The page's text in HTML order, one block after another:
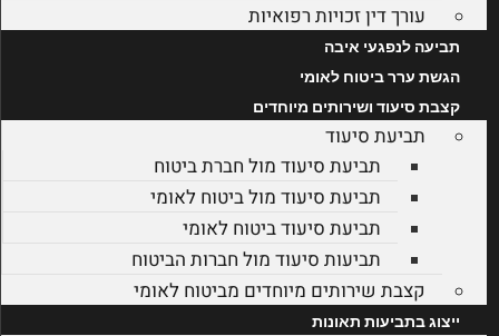
עורך דין זכויות רפואיות
תביעה לנפגעי איבה
הגשת ערר ביטוח לאומי
קצבת סיעוד ושירותים מיוחדים
תביעת סיעוד
תביעת סיעוד מול חברת ביטוח
תביעת סיעוד מול ביטוח לאומי
תביעת סיעוד ביטוח לאומי
תביעות סיעוד מול חברות הביטוח
קצבת שירותים מיוחדים מביטוח לאומי
ייצוג בתביעות תאונות